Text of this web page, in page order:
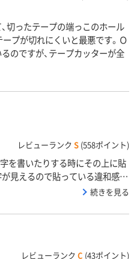
切ったテープの端っこのホール
ープが切れにくいと最悪です。Ｏ
のですが、テープカッターが全
レビューランク S (558ポイント)
を書いたりする時にその上に貼
見えるので貼っている違和感が
ー付を購入したのですが幅広の
続きを見る
レビューランク C (43ポイント)